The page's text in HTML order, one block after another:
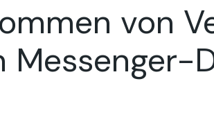
Ehe – Ehepakt
Pflegeeltern –
Erbrecht –
von
Messenger-